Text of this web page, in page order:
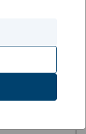
Surowców